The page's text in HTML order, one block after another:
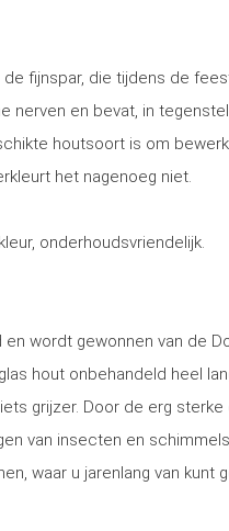
fijnspar, die tijdens de
nerven en bevat, in
houtsoort is om
het nagenoeg niet.
onderhoudsvriendelijk.
wordt gewonnen van de
hout onbehandeld heel
grijzer. Door de erg
van insecten en
waar u jarenlang van kunt